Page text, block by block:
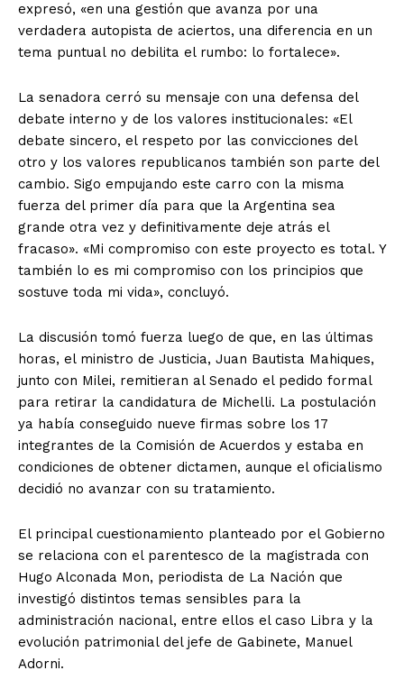
expresó, «en una gestión que avanza por una
verdadera autopista de aciertos, una diferencia en un
tema puntual no debilita el rumbo: lo fortalece».
La senadora cerró su mensaje con una defensa del
debate interno y de los valores institucionales: «El
debate sincero, el respeto por las convicciones del
otro y los valores republicanos también son parte del
cambio. Sigo empujando este carro con la misma
fuerza del primer día para que la Argentina sea
grande otra vez y definitivamente deje atrás el
fracaso». «Mi compromiso con este proyecto es total. Y
también lo es mi compromiso con los principios que
sostuve toda mi vida», concluyó.
La discusión tomó fuerza luego de que, en las últimas
horas, el ministro de Justicia, Juan Bautista Mahiques,
junto con Milei, remitieran al Senado el pedido formal
para retirar la candidatura de Michelli. La postulación
ya había conseguido nueve firmas sobre los 17
integrantes de la Comisión de Acuerdos y estaba en
condiciones de obtener dictamen, aunque el oficialismo
decidió no avanzar con su tratamiento.
El principal cuestionamiento planteado por el Gobierno
se relaciona con el parentesco de la magistrada con
Hugo Alconada Mon, periodista de La Nación que
investigó distintos temas sensibles para la
administración nacional, entre ellos el caso Libra y la
evolución patrimonial del jefe de Gabinete, Manuel
Adorni.